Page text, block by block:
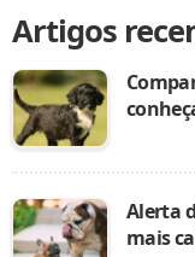
Artigos
Alerta
mais